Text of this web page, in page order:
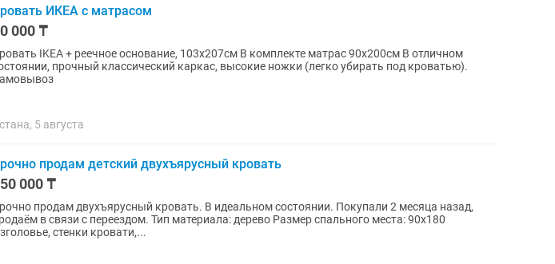
ИКЕА с матрасом
000 ₸
IKEA + реечное основание, 103х207см В комплекте матрас 90х200см В отличном
прочный классический каркас, высокие ножки (легко убирать под кроватью).
5 августа
продам детский двухъярусный кровать
000 ₸
продам двухъярусный кровать. В идеальном состоянии. Покупали 2 месяца назад,
в связи с переездом. Тип материала: дерево Размер спального места: 90х180
стенки кровати,...